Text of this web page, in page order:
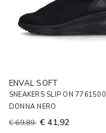
ENVAL SOFT
SNEAKERS SLIP ON 7761500
DONNA NERO
€ 69,89 € 41,92